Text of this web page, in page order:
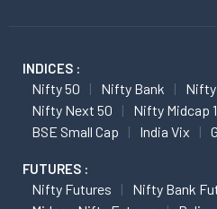
INDICES :
Nifty 50 Nifty Bank
Nifty
Nifty Next 50
Nifty Midcap
BSE Small Cap
India Vix
FUTURES :
Nifty Futures
Nifty Bank